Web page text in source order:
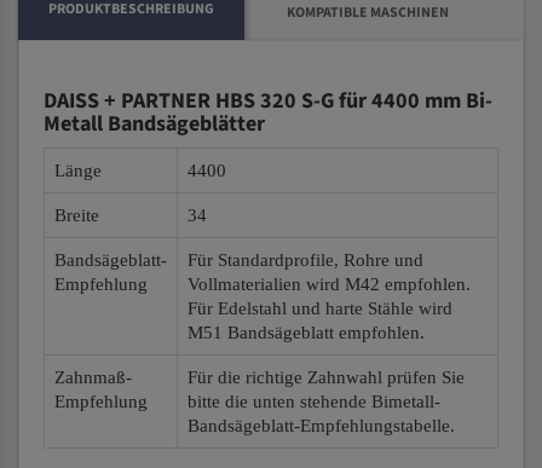
PRODUKTBESCHREIBUNG KOMPATIBLE MASCHINEN
DAISS + PARTNER HBS 320 S-G für 4400 mm Bi-
Metall Bandsägeblätter
Länge 4400
Breite 34
Bandsägeblatt-
Empfehlung
Für Standardprofile, Rohre und
Vollmaterialien wird M42 empfohlen.
Für Edelstahl und harte Stähle wird
M51 Bandsägeblatt empfohlen.
Zahnmaß-
Empfehlung
Für die richtige Zahnwahl prüfen Sie
bitte die unten stehende Bimetall-
Bandsägeblatt-Empfehlungstabelle.